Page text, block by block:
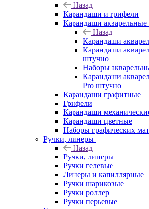
Назад
Карандаши и грифели
Карандаши акварельные
Назад
Карандаши
Карандаши
штучно
Наборы
Карандаши
Pro штучно
Карандаши графитные
Грифели
Карандаши
Карандаши цветные
Наборы графических
Ручки, линеры
Назад
Ручки, линеры
Ручки гелевые
Линеры и капиллярные
Ручки шариковые
Ручки роллер
Ручки перьевые